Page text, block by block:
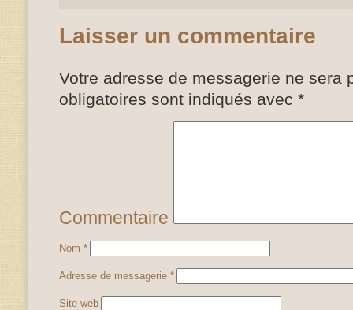
Laisser un commentaire
Votre adresse de messagerie ne sera
obligatoires sont indiqués avec *
Commentaire
Nom *
Adresse de messagerie *
Site web